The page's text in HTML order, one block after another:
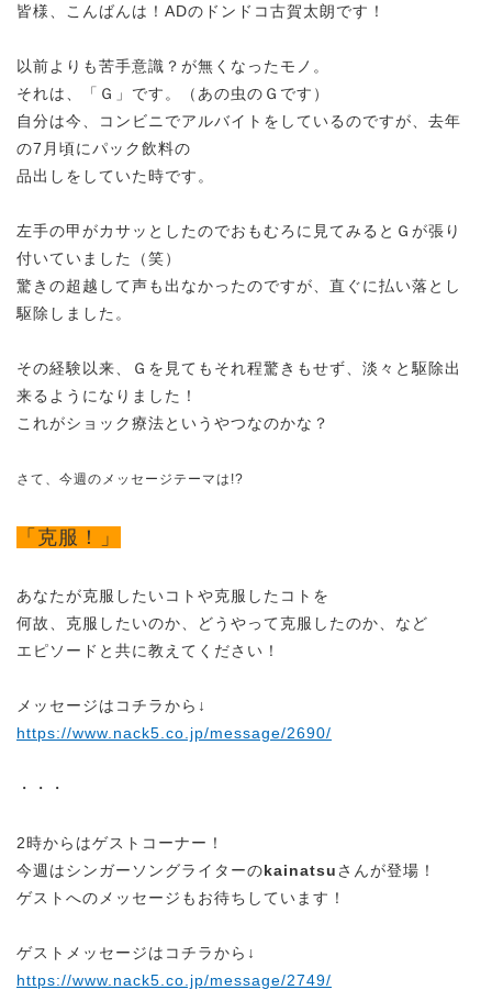
皆様、こんばんは！ADのドンドコ古賀太朗です！
以前よりも苦手意識？が無くなったモノ。
それは、「Ｇ」です。（あの虫のＧです）
自分は今、コンビニでアルバイトをしているのですが、去年
の7月頃にパック飲料の
品出しをしていた時です。
左手の甲がカサッとしたのでおもむろに見てみるとＧが張り
付いていました（笑）
驚きの超越して声も出なかったのですが、直ぐに払い落とし
駆除しました。
その経験以来、Ｇを見てもそれ程驚きもせず、淡々と駆除出
来るようになりました！
これがショック療法というやつなのかな？
さて、今週のメッセージテーマは!?
「克服！」
あなたが克服したいコトや克服したコトを
何故、克服したいのか、どうやって克服したのか、など
エピソードと共に教えてください！
メッセージはコチラから↓
https://www.nack5.co.jp/message/2690/
・・・
2時からはゲストコーナー！
今週はシンガーソングライターのkainatsuさんが登場！
ゲストへのメッセージもお待ちしています！
ゲストメッセージはコチラから↓
https://www.nack5.co.jp/message/2749/